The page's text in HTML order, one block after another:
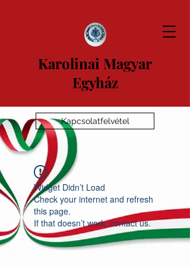
Karolinai Magyar
Egyház
Kapcsolatfelvétel
Widget Didn’t Load
Check your internet and refresh
this page.
If that doesn’t work, contact us.